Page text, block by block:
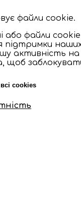
файли cookie.
файли
підтримки
активність
cookies